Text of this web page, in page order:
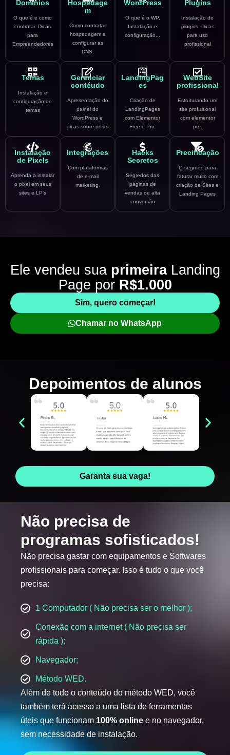
Domínios
O que é e como
contratar. Dicas
para
Empreendedores
Hospedage
m
Como contratar
hospedagem e
configurar as
DNS.
WordPress
O que é o WP,
Instalação e
configuração...
Plugins
Instalação de
plugins. Dicas
para uso
profissional
Temas
Instalação e
configuração de
temas
Gerenciar
contéudo
Apresentação do
painel do
WordPress e
dicas sobre posts
LandingPag
es
Criação de
LandingPages
com Elementor
Free e Pro.
WebSite
profissional
Estruturando um
site profissional
com elementor
pro.
Instalação
de Pixels
Aprenda a instalar
o pixel em seus
sites e LP's
Integrações
Com plataformas
de e-mail
marketing.
Hacks
Secretos
Segredos das
páginas de
vendas de alta
conversão
Precificação
O segredo para
faturar muito com
criação de Sites e
Landing Pages
Ele vendeu sua primeira Landing
Page por R$1.000
Sim, quero começar!
Chamar no WhatsApp
Depoimentos de alunos
Garanta sua vaga!
Não precisa de
programas sofisticados!
Não precisa gastar com equipamentos e Softwares
profissionais para começar. Isso é tudo o que você
precisa:
1 Computador ( Não precisa ser o melhor );
Conexão com a internet ( Não precisa ser
rápida );
Navegador;
Método WED.
Além de todo o conteúdo do método WED, você
também terá acesso a uma lista de ferramentas
úteis que funcionam 100% online e no navegador,
sem necessidade de instalação.